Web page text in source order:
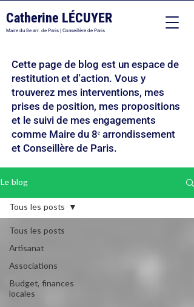
Catherine LÉCUYER
Maire du 8e arr. de Paris | Conseillère de Paris
Cette page de blog est un espace de
restitution et d'action. Vous y
trouverez mes interventions, mes
prises de position, mes propositions
et le suivi de mes engagements
comme Maire du 8ᵉ arrondissement
et Conseillère de Paris.
Le blog
Tous les posts
Artisanat
Associations
Budget, finances
locales
Tous les posts